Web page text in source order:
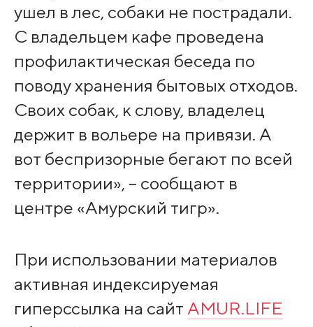
ушел в лес, собаки не пострадали.
С владельцем кафе проведена
профилактическая беседа по
поводу хранения бытовых отходов.
Своих собак, к слову, владелец
держит в вольере на привязи. А
вот беспризорные бегают по всей
территории», – сообщают в
центре «Амурский тигр».
При использовании материалов
активная индексируемая
гиперссылка на сайт AMUR.LIFE